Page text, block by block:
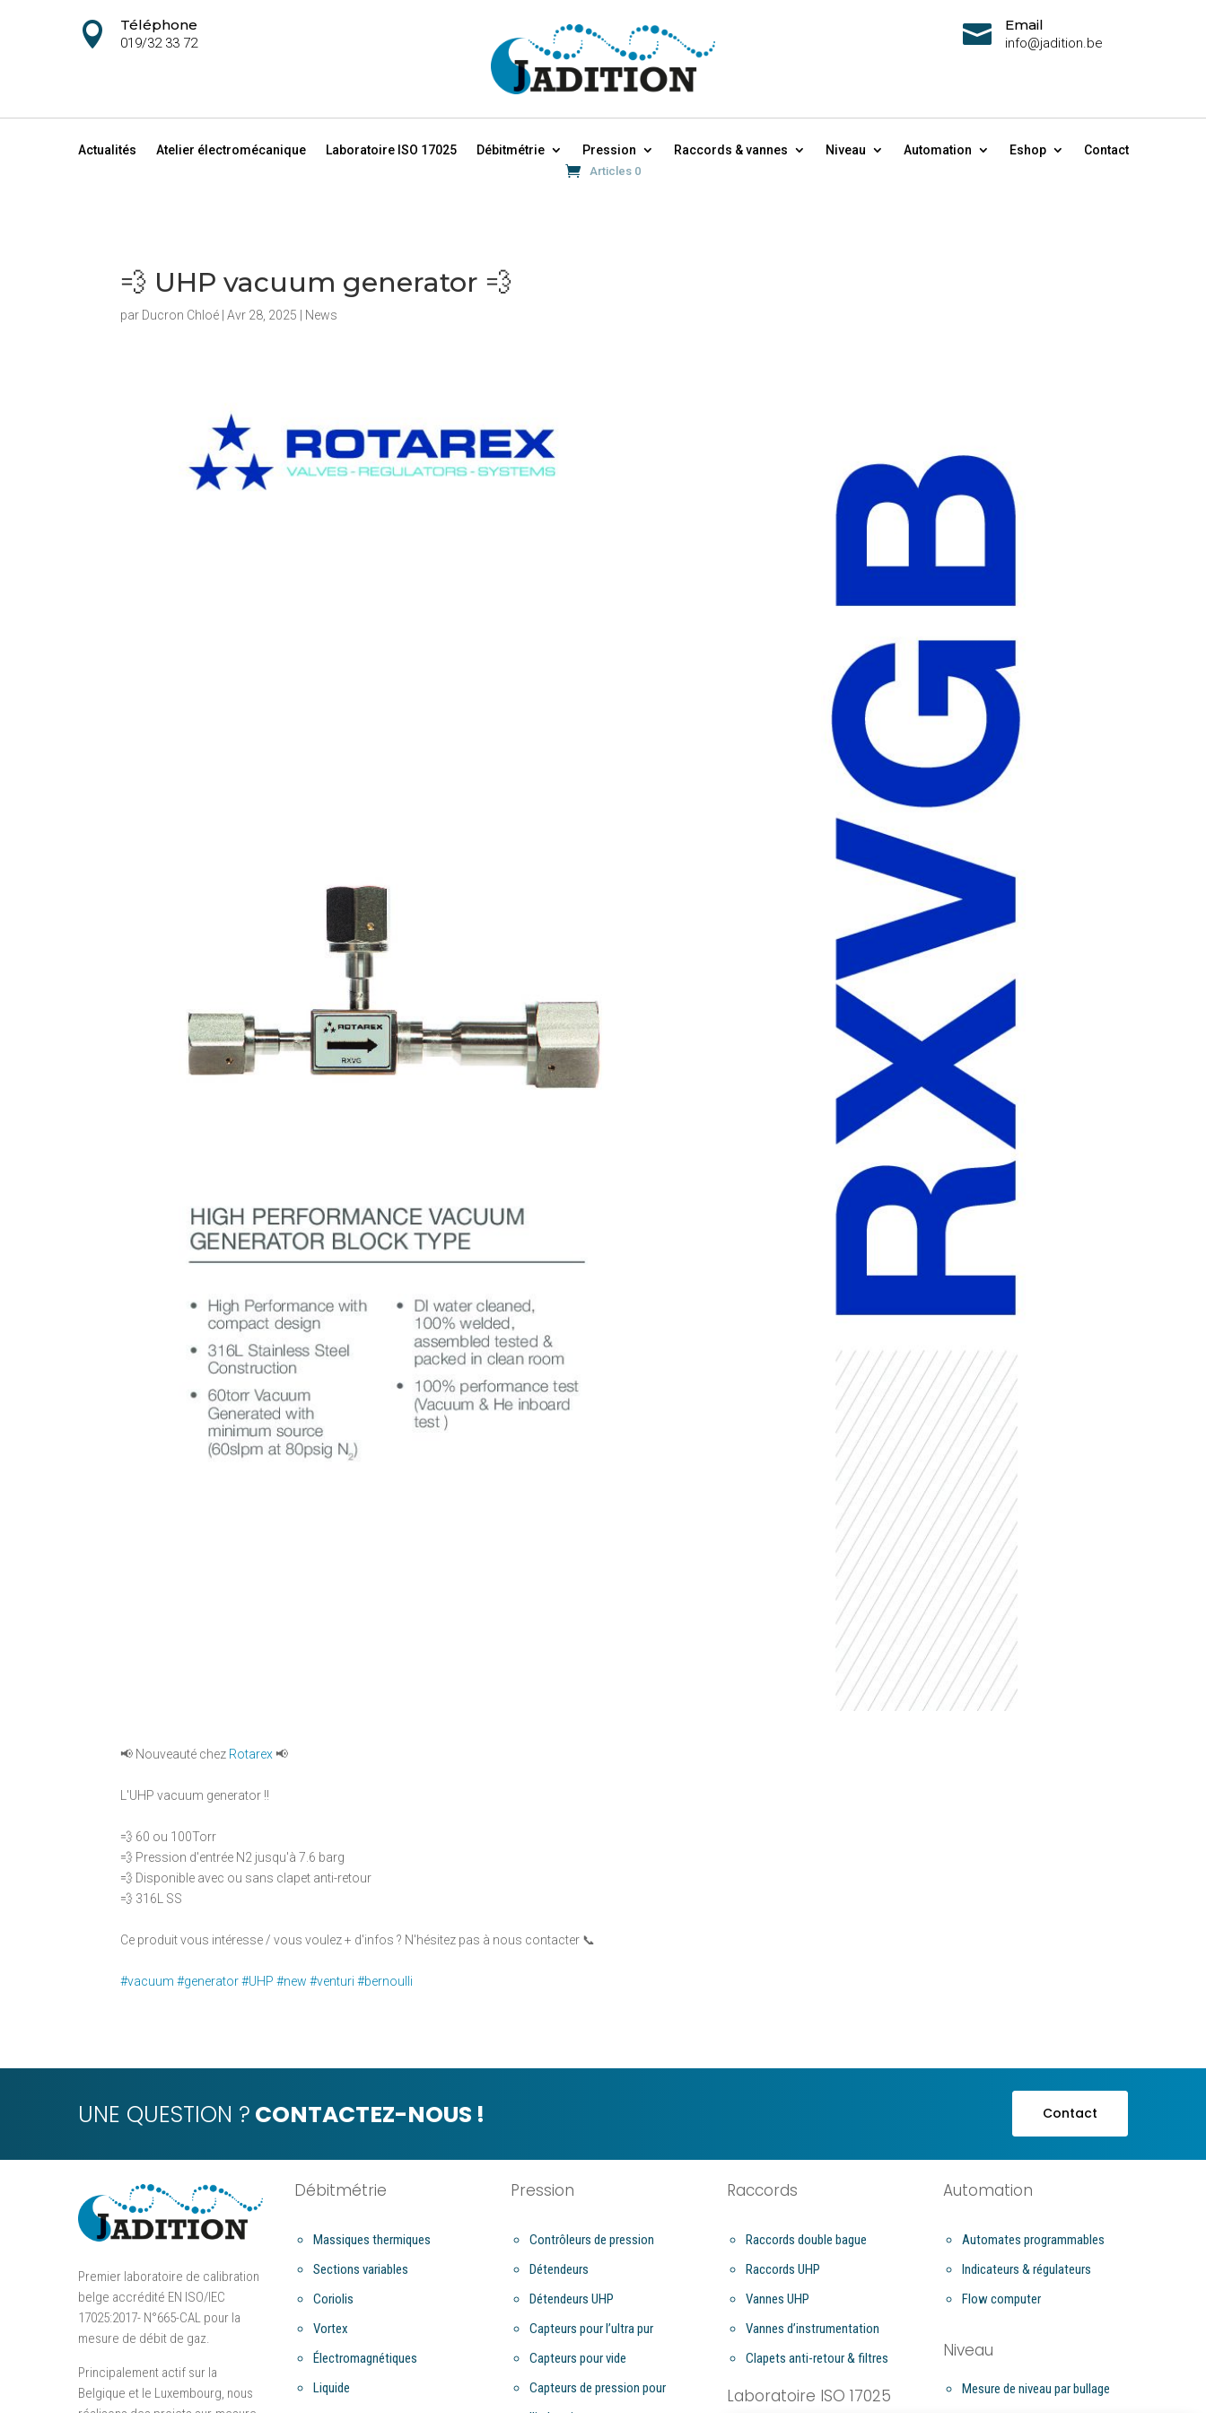
 Téléphone
019/32 33 72  Email
info@jadition.be
Actualités Atelier électromécanique Laboratoire ISO 17025 Débitmétrie Pression Raccords & vannes Niveau Automation Eshop Contact
Articles 0
💨 UHP vacuum generator 💨
par Ducron Chloé |Avr 28, 2025 News
📢 Nouveauté chez Rotarex 📢
L'UHP vacuum generator !!
💨 60 ou 100Torr
💨 Pression d'entrée N2 jusqu'à 7.6 barg
💨 Disponible avec ou sans clapet anti-retour
💨 316L SS
Ce produit vous intéresse / vous voulez + d'infos ? N'hésitez pas à nous contacter 📞
#vacuum #generator #UHP #new #venturi #bernoulli
UNE QUESTION ? CONTACTEZ-NOUS ! Contact
Premier laboratoire de calibration
belge accrédité EN ISO/IEC
17025:2017- N°665-CAL pour la
mesure de débit de gaz.
Principalement actif sur la
Belgique et le Luxembourg, nous
Débitmétrie
Massiques thermiques
Sections variables
Coriolis
Vortex
Électromagnétiques
Liquide
Pression
Contrôleurs de pression
Détendeurs
Détendeurs UHP
Capteurs pour l’ultra pur
Capteurs pour vide
Capteurs de pression pour
Raccords
Raccords double bague
Raccords UHP
Vannes UHP
Vannes d’instrumentation
Clapets anti-retour & filtres
Laboratoire ISO 17025
Automation
Automates programmables
Indicateurs & régulateurs
Flow computer
Niveau
Mesure de niveau par bullage